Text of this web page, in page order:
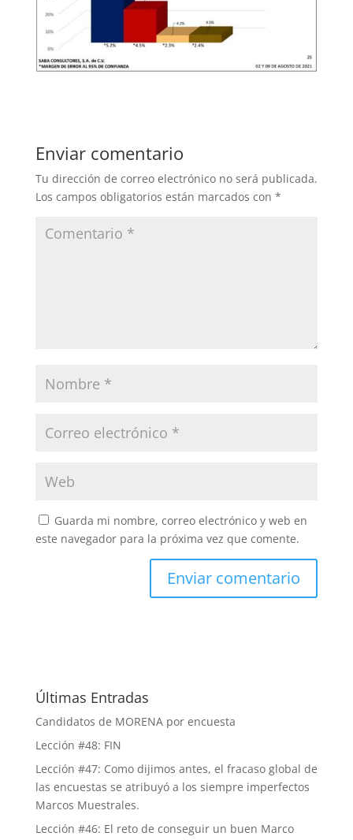
Enviar comentario
Tu dirección de correo electrónico no será publicada.
Los campos obligatorios están marcados con *
Guarda mi nombre, correo electrónico y web en
este navegador para la próxima vez que comente.
Últimas Entradas
Candidatos de MORENA por encuesta
Lección #48: FIN
Lección #47: Como dijimos antes, el fracaso global de
las encuestas se atribuyó a los siempre imperfectos
Marcos Muestrales.
Lección #46: El reto de conseguir un buen Marco